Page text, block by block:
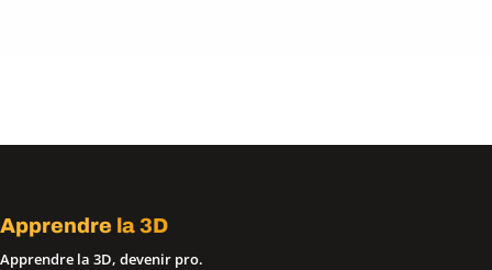
Apprendre la 3D
Apprendre la 3D, devenir pro.